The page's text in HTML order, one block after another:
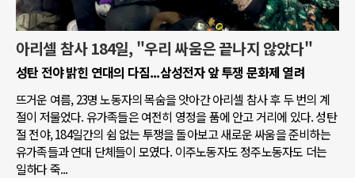
아리셀 참사 184일, "우리 싸움은 끝나지 않았다"
성탄 전야 밝힌 연대의 다짐...삼성전자 앞 투쟁 문화제 열려
뜨거운 여름, 23명 노동자의 목숨을 앗아간 아리셀 참사 후 두 번의 계
절이 저물었다. 유가족들은 여전히 영정을 품에 안고 거리에 있다. 성탄
절 전야, 184일간의 쉼 없는 투쟁을 돌아보고 새로운 싸움을 준비하는
유가족들과 연대 단체들이 모였다. 이주노동자도 정주노동자도 더는
일하다 죽...